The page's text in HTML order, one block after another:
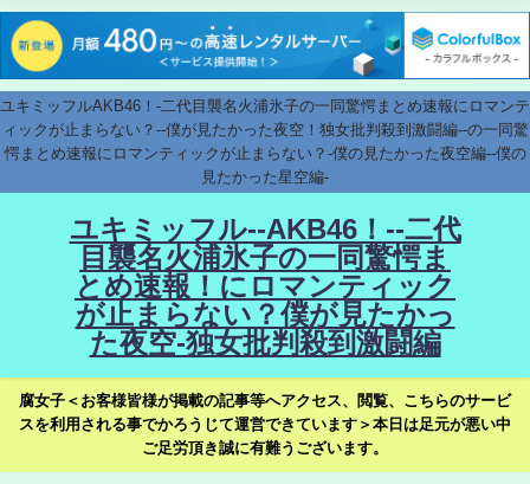
ユキミッフルAKB46！-二代目襲名火浦氷子の一同驚愕まとめ速報にロマンテ
ィックが止まらない？--僕が見たかった夜空！独女批判殺到激闘編--の一同驚
愕まとめ速報にロマンティックが止まらない？-僕の見たかった夜空編--僕の
見たかった星空編-
ユキミッフル--AKB46！--二代
目襲名火浦氷子の一同驚愕ま
とめ速報！にロマンティック
が止まらない？僕が見たかっ
た夜空-独女批判殺到激闘編
腐女子＜お客様皆様が掲載の記事等へアクセス、閲覧、こちらのサービ
スを利用される事でかろうじて運営できています＞本日は足元が悪い中
ご足労頂き誠に有難うございます。